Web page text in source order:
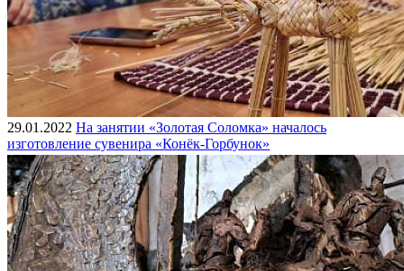
29.01.2022 На занятии «Золотая Соломка» началось
изготовление сувенира «Конёк-Горбунок»